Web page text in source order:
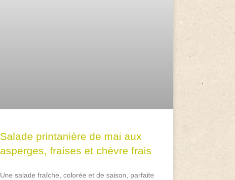
Salade printanière de mai aux
asperges, fraises et chèvre frais
Une salade fraîche, colorée et de saison, parfaite